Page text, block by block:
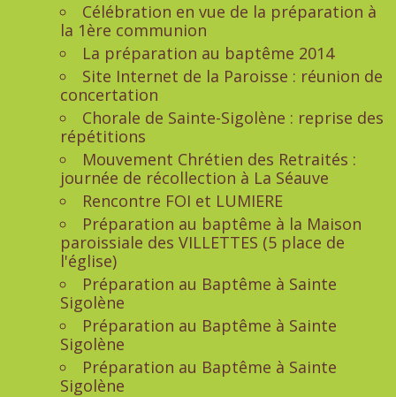
Célébration en vue de la préparation à
la 1ère communion
La préparation au baptême 2014
Site Internet de la Paroisse : réunion de
concertation
Chorale de Sainte-Sigolène : reprise des
répétitions
Mouvement Chrétien des Retraités :
journée de récollection à La Séauve
Rencontre FOI et LUMIERE
Préparation au baptême à la Maison
paroissiale des VILLETTES (5 place de
l'église)
Préparation au Baptême à Sainte
Sigolène
Préparation au Baptême à Sainte
Sigolène
Préparation au Baptême à Sainte
Sigolène